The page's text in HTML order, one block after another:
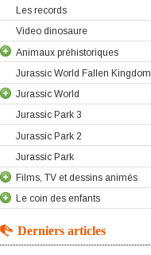
Les records
Video dinosaure
Animaux préhistoriques
Jurassic World Fallen Kingdom
Jurassic World
Jurassic Park 3
Jurassic Park 2
Jurassic Park
Films, TV et dessins animés
Le coin des enfants
Derniers articles